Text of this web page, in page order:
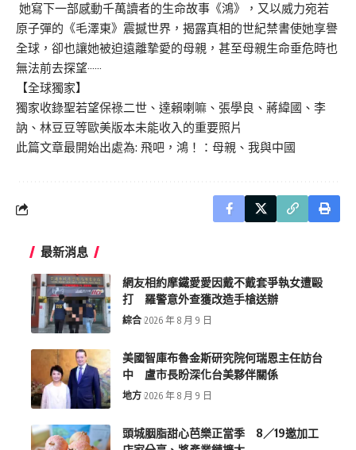
她寫下一部感動千萬讀者的生命故事《鴻》，又以威力宛若
原子彈的《毛澤東》震撼世界，揭露真相的世紀禁書使她享譽
全球，卻也讓她被迫遠離摯愛的母親，甚至母親生命垂危時也
無法前去探望······
【全球獨家】
獨家收錄聖若望保祿二世、達賴喇嘛、張學良、蔣緯國、李
訥、林豆豆等歐美版本未能收入的重要照片
此篇文章最開始出處為: 飛吧，鴻！：母親、我與中國
最新消息
網友相約摩鐵愛愛因戴不戴套爭執女遭毆
打 羅警意外查獲改造手槍送辦
綜合 2026 年 8 月 9 日
美國智庫布魯金斯研究院何瑞恩主任訪台
中 盧市長盼深化台美夥伴關係
地方 2026 年 8 月 9 日
頭城胭脂甜心芭樂正當季 8／19邀加工